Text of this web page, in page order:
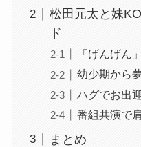
松田元太と妹
ド
「げんげん
幼少期から
ハグでお出
番組共演で
まとめ